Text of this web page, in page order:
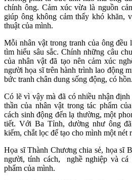
chính ông. Cảm xúc vừa là nguồn
giúp ông không cảm thấy khó khăn,
thuật của mình.
Mỗi nhân vật trong tranh của ông
tìm hiểu sâu sắc. Chính những câu
của nhân vật đã tạo nên cảm xúc
người họa sĩ trên hành trình lao động
bức tranh chân dung sống động, có hồn.
Có lẽ vì vậy mà đã có nhiều nhận
thần của nhân vật trong tác phẩm
cách sinh động đến lạ thường, một
tiết. Với Ba Tỉnh, dường như ông
kiếm, chắt lọc để tạo cho mình một nét
Họa sĩ Thành Chương chia sẻ, họa sĩ
người, tính cách, nghề nghiệp và cá
phẩm của mình.